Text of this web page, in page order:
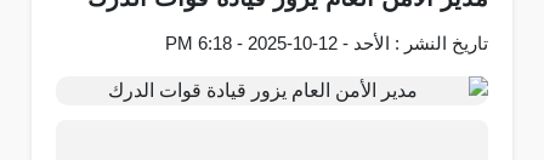
تاريخ النشر : الأحد - 12-10-2025 - 6:18 PM